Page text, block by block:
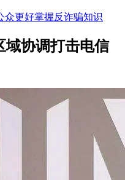
众更好掌握反诈骗知识
域协调打击电信